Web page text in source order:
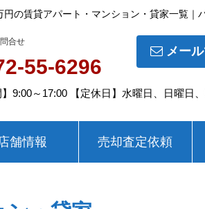
円の賃貸アパート・マンション・貸家一覧｜
メー
合せ
55-6296
】9:00～17:00 【定休日】水曜日、日曜日
舗情報 売却査定依頼